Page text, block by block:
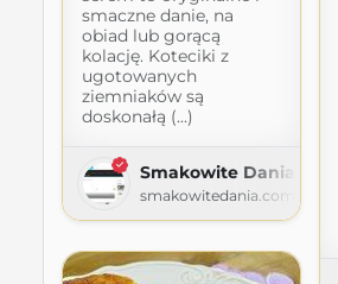
smaczne danie, na
obiad lub gorącą
kolację. Koteciki z
ugotowanych
ziemniaków są
doskonałą (...)
Smakowite Dania
smakowitedania.com